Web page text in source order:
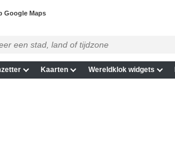
Google Maps
Kaarten Wereldklok widgets